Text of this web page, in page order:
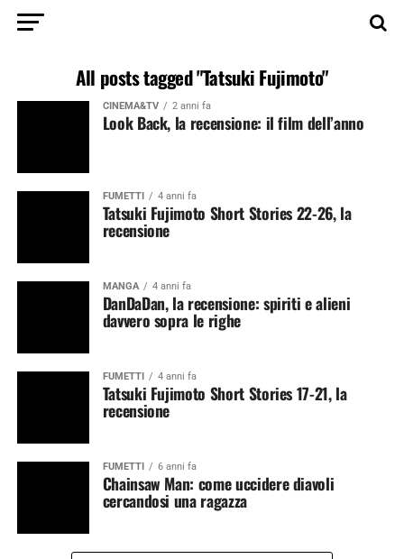
All posts tagged "Tatsuki Fujimoto"
CINEMA&TV 2 anni fa
Look Back, la recensione: il film dell’anno
FUMETTI 4 anni fa
Tatsuki Fujimoto Short Stories 22-26, la
recensione
MANGA 4 anni fa
DanDaDan, la recensione: spiriti e alieni
davvero sopra le righe
FUMETTI 4 anni fa
Tatsuki Fujimoto Short Stories 17-21, la
recensione
FUMETTI 6 anni fa
Chainsaw Man: come uccidere diavoli
cercandosi una ragazza